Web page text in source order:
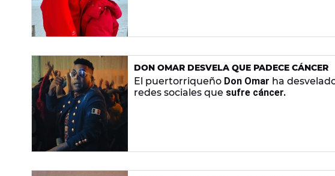
DON OMAR DESVELA QUE PADECE CÁNCER
El puertorriqueño Don Omar ha
redes sociales que sufre cáncer.